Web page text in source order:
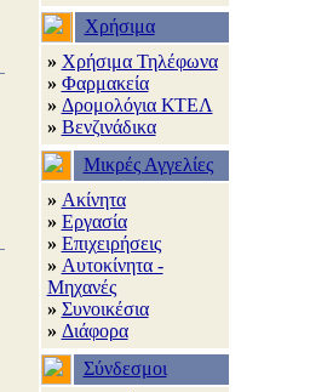
Χρήσιμα
» Χρήσιμα Τηλέφωνα
» Φαρμακεία
» Δρομολόγια ΚΤΕΛ
» Βενζινάδικα
Μικρές Αγγελίες
» Ακίνητα
» Εργασία
» Επιχειρήσεις
» Αυτοκίνητα -
Μηχανές
» Συνοικέσια
» Διάφορα
Σύνδεσμοι